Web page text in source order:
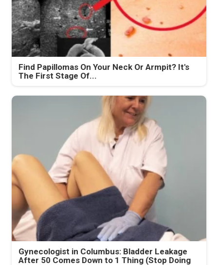
Find Papillomas On Your Neck Or Armpit? It's
The First Stage Of...
Gynecologist in Columbus: Bladder Leakage
After 50 Comes Down to 1 Thing (Stop Doing